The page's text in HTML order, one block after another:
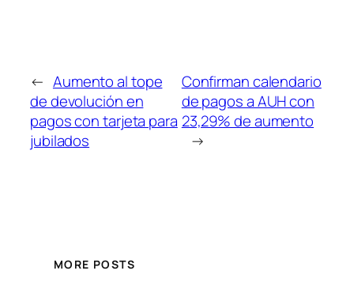
← Aumento al tope
de devolución en
pagos con tarjeta para
jubilados
Confirman calendario
de pagos a AUH con
23,29% de aumento
→
MORE POSTS